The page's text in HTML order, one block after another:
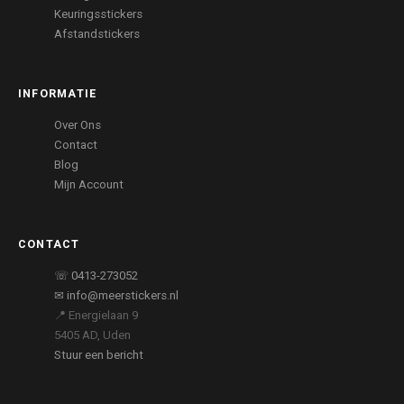
Keuringsstickers
Afstandstickers
INFORMATIE
Over Ons
Contact
Blog
Mijn Account
CONTACT
☏ 0413-273052
✉ info@meerstickers.nl
📍 Energielaan 9
5405 AD, Uden
Stuur een bericht